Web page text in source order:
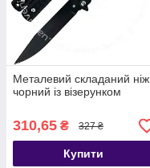
Металевий складаний ніж
чорний із візерунком
310,65 ₴ 327 ₴
Купити